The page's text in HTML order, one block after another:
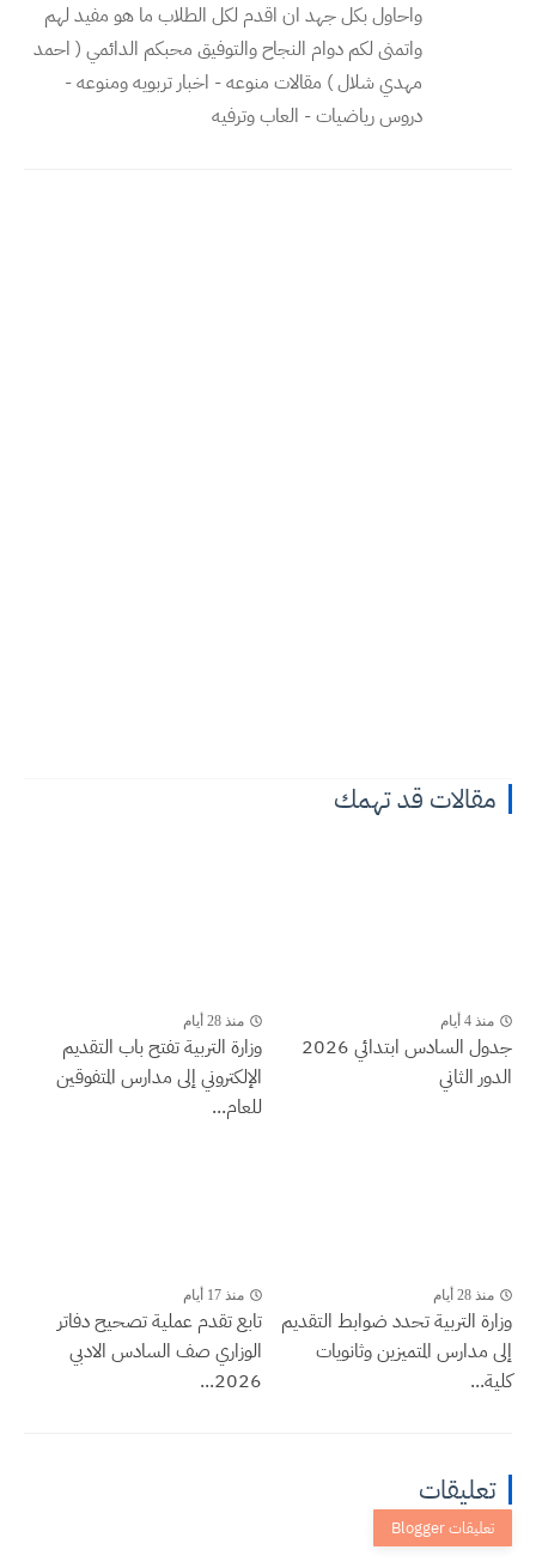
واحاول بكل جهد ان اقدم لكل الطلاب ما هو مفيد لهم
واتمنى لكم دوام النجاح والتوفيق محبكم الدائمي ( احمد
مهدي شلال ) مقالات منوعه - اخبار تربويه ومنوعه -
دروس رياضيات - العاب وترفيه
مقالات قد تهمك
منذ 4 أيام
جدول السادس ابتدائي 2026
الدور الثاني
منذ 28 أيام
وزارة التربية تفتح باب التقديم
الإلكتروني إلى مدارس المتفوقين
للعام...
منذ 28 أيام
وزارة التربية تحدد ضوابط التقديم
إلى مدارس المتميزين وثانويات
كلية...
منذ 17 أيام
تابع تقدم عملية تصحيح دفاتر
الوزاري صف السادس الادبي
2026...
تعليقات